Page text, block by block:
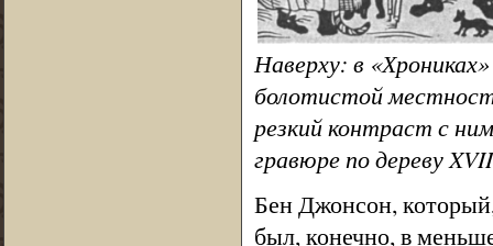
Наверху: в
болотистой
резкий контраст с
гравюре по дереву
Бен Джонсон,
был, конечно, в